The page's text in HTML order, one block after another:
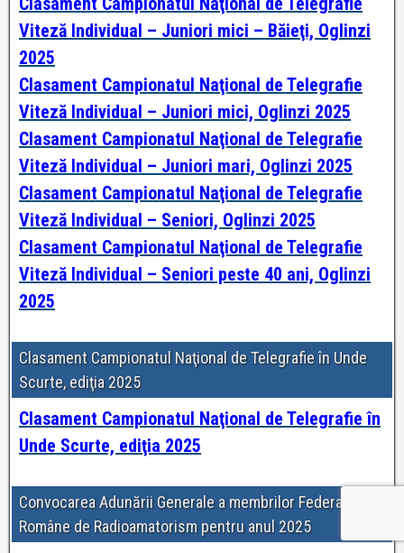
Viteză Individual – Juniori mici – Băieţi, Oglinzi
2025
Clasament Campionatul Naţional de Telegrafie
Viteză Individual – Juniori mici, Oglinzi 2025
Clasament Campionatul Naţional de Telegrafie
Viteză Individual – Juniori mari, Oglinzi 2025
Clasament Campionatul Naţional de Telegrafie
Viteză Individual – Seniori, Oglinzi 2025
Clasament Campionatul Naţional de Telegrafie
Viteză Individual – Seniori peste 40 ani, Oglinzi
2025
Clasament Campionatul Naţional de Telegrafie în Unde
Scurte, ediţia 2025
Clasament Campionatul Naţional de Telegrafie în
Unde Scurte, ediţia 2025
Convocarea Adunării Generale a membrilor Federaţiei
Române de Radioamatorism pentru anul 2025